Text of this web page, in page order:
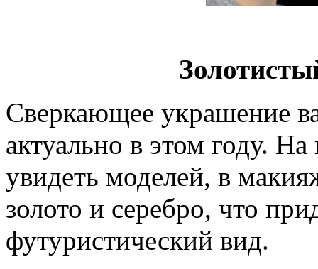
Сверкающее украшение
актуально в этом году.
увидеть моделей, в
золото и серебро, что
футуристический вид.